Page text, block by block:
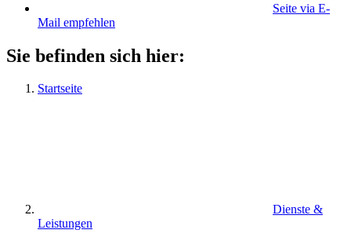
Seite via E-
Mail empfehlen
Sie befinden sich hier:
Startseite
Dienste &
Leistungen